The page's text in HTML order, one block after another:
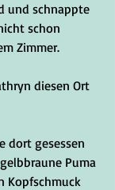
und schnappte
schon
Zimmer.
diesen Ort
dort gesessen
Puma
Kopfschmuck